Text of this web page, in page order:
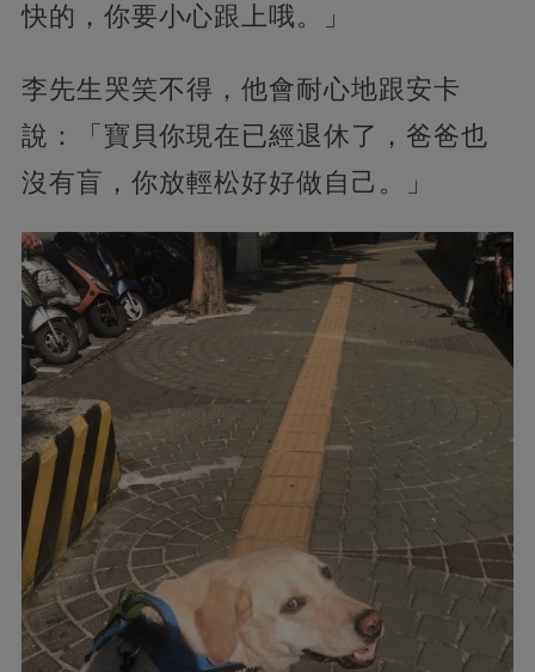
快的，你要小心跟上哦。」
李先生哭笑不得，他會耐心地跟安卡
說：「寶貝你現在已經退休了，爸爸也
沒有盲，你放輕松好好做自己。」